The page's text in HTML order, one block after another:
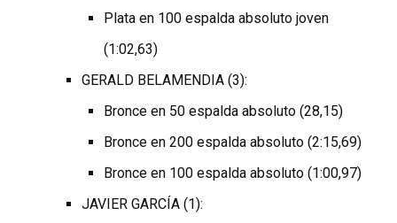
Plata en 100 espalda absoluto joven
(1:02,63)
GERALD BELAMENDIA (3):
Bronce en 50 espalda absoluto (28,15)
Bronce en 200 espalda absoluto (2:15,69)
Bronce en 100 espalda absoluto (1:00,97)
JAVIER GARCÍA (1):